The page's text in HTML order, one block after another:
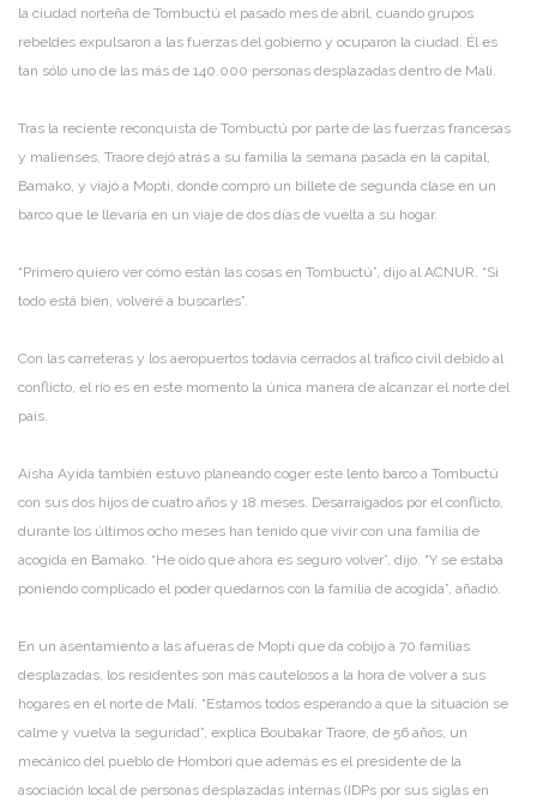
la ciudad norteña de Tombuctú el pasado mes de abril, cuando grupos
rebeldes expulsaron a las fuerzas del gobierno y ocuparon la ciudad. Él es
tan sólo uno de las más de 140.000 personas desplazadas dentro de Malí.
Tras la reciente reconquista de Tombuctú por parte de las fuerzas francesas
y malienses, Traore dejó atrás a su familia la semana pasada en la capital,
Bamako, y viajó a Mopti, donde compró un billete de segunda clase en un
barco que le llevaría en un viaje de dos días de vuelta a su hogar.
“Primero quiero ver cómo están las cosas en Tombuctú”, dijo al ACNUR. “Si
todo está bien, volveré a buscarles”.
Con las carreteras y los aeropuertos todavía cerrados al tráfico civil debido al
conflicto, el río es en este momento la única manera de alcanzar el norte del
país.
Aisha Ayida también estuvo planeando coger este lento barco a Tombuctú
con sus dos hijos de cuatro años y 18 meses. Desarraigados por el conflicto,
durante los últimos ocho meses han tenido que vivir con una familia de
acogida en Bamako. “He oído que ahora es seguro volver”, dijo. “Y se estaba
poniendo complicado el poder quedarnos con la familia de acogida”, añadió.
En un asentamiento a las afueras de Mopti que da cobijo a 70 familias
desplazadas, los residentes son más cautelosos a la hora de volver a sus
hogares en el norte de Malí. “Estamos todos esperando a que la situación se
calme y vuelva la seguridad”, explica Boubakar Traore, de 56 años, un
mecánico del pueblo de Hombori que además es el presidente de la
asociación local de personas desplazadas internas (IDPs por sus siglas en